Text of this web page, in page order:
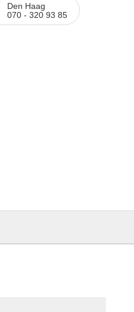
Den Haag
070 - 320 93 85